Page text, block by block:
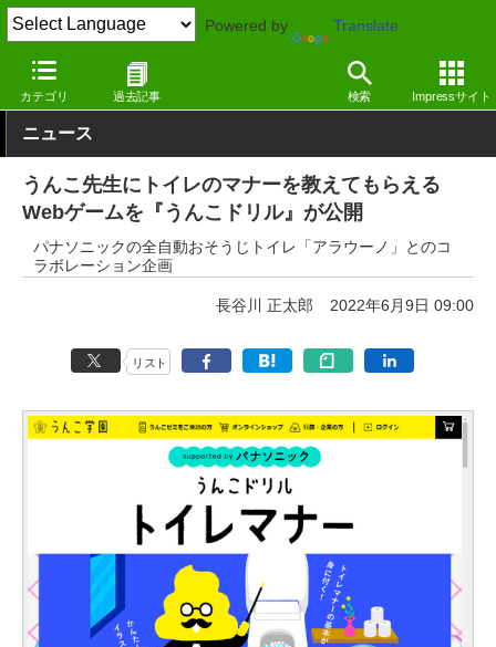
Powered by Translate
カテゴリ 過去記事 検索 Impressサイト
窓の杜 ライフ 学習・勉強
ニュース
うんこ先生にトイレのマナーを教えてもらえる
Webゲームを『うんこドリル』が公開
パナソニックの全自動おそうじトイレ「アラウーノ」とのコ
ラボレーション企画
長谷川 正太郎 2022年6月9日 09:00
リスト